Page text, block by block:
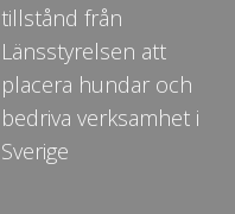
tillstånd från
Länsstyrelsen att
placera hundar och
bedriva verksamhet i
Sverige